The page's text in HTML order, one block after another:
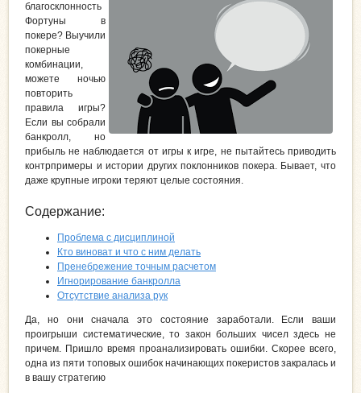
благосклонность
Фортуны в
покере? Выучили
покерные
комбинации,
можете ночью
повторить
правила игры?
Если вы собрали
банкролл, но
прибыль не наблюдается от игры к игре, не пытайтесь приводить
контрпримеры и истории других поклонников покера. Бывает, что
даже крупные игроки теряют целые состояния.
Содержание:
Проблема с дисциплиной
Кто виноват и что с ним делать
Пренебрежение точным расчетом
Игнорирование банкролла
Отсутствие анализа рук
Да, но они сначала это состояние заработали. Если ваши
проигрыши систематические, то закон больших чисел здесь не
причем. Пришло время проанализировать ошибки. Скорее всего,
одна из пяти топовых ошибок начинающих покеристов закралась и
в вашу стратегию